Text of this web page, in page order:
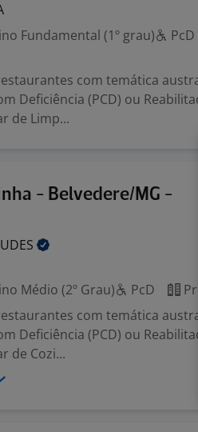
Fundamental (1º grau)
PcD
com temática
Deficiência (PCD) ou
de Limp...
- Belvedere/MG -
Médio (2º Grau) PcD
com temática
Deficiência (PCD) ou
de Cozi...